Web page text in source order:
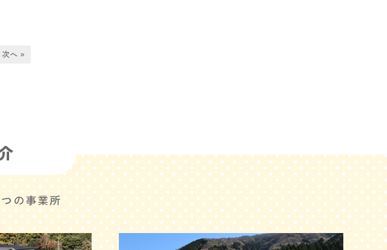
次へ »
の事業所